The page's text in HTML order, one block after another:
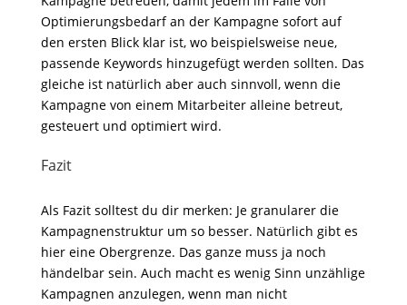
Optimierungsbedarf an der Kampagne sofort auf
den ersten Blick klar ist, wo beispielsweise neue,
passende Keywords hinzugefügt werden sollten. Das
gleiche ist natürlich aber auch sinnvoll, wenn die
Kampagne von einem Mitarbeiter alleine betreut,
gesteuert und optimiert wird.
Fazit
Als Fazit solltest du dir merken: Je granularer die
Kampagnenstruktur um so besser. Natürlich gibt es
hier eine Obergrenze. Das ganze muss ja noch
händelbar sein. Auch macht es wenig Sinn unzählige
Kampagnen anzulegen, wenn man nicht